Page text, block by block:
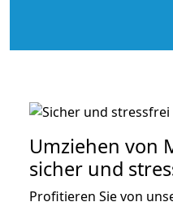
Umziehen von
sicher und
Profitieren Sie von